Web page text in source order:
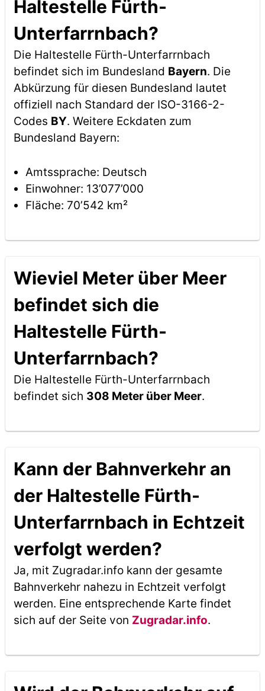
Haltestelle Fürth-
Unterfarrnbach?
Die Haltestelle Fürth-Unterfarrnbach
befindet sich im Bundesland Bayern. Die
Abkürzung für diesen Bundesland lautet
offiziell nach Standard der ISO-3166-2-
Codes BY. Weitere Eckdaten zum
Bundesland Bayern:
Amtssprache: Deutsch
Einwohner: 13’077’000
Fläche: 70’542 km²
Wieviel Meter über Meer
befindet sich die
Haltestelle Fürth-
Unterfarrnbach?
Die Haltestelle Fürth-Unterfarrnbach
befindet sich 308 Meter über Meer.
Kann der Bahnverkehr an
der Haltestelle Fürth-
Unterfarrnbach in Echtzeit
verfolgt werden?
Ja, mit Zugradar.info kann der gesamte
Bahnverkehr nahezu in Echtzeit verfolgt
werden. Eine entsprechende Karte findet
sich auf der Seite von Zugradar.info.